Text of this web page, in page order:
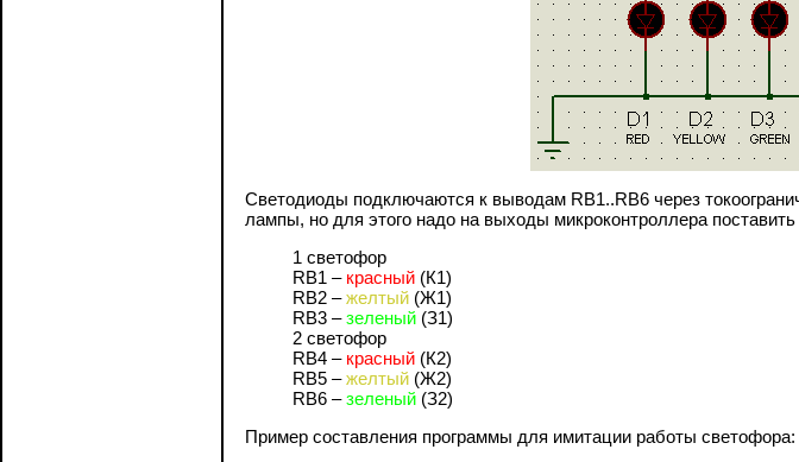
Светодиоды подключаются к выводам RB1..RB6 через
лампы, но для этого надо на выходы микроконтроллера
1 светофор
RB1 – красный (К1)
RB2 –желтый (Ж1)
RB3 –зеленый (З1)
2 светофор
RB4 – красный (К2)
RB5 –желтый (Ж2)
RB6 –зеленый (З2)
Пример составления программы для имитации работы